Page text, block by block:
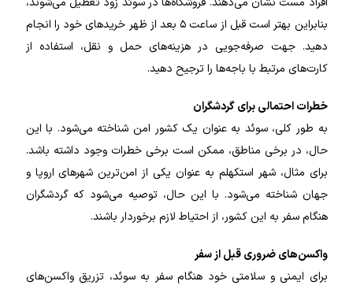
بنابراین بهتر است قبل از ساعت ۵ بعد از ظهر خریدهای خود را انجام
دهید. جهت صرفه‌جویی در هزینه‌های حمل و نقل، استفاده از
کارت‌های مرتبط با باجه‌ها را ترجیح دهید.
خطرات احتمالی برای گردشگران
به طور کلی، سوئد به عنوان یک کشور امن شناخته می‌شود. با این
حال، در برخی مناطق، ممکن است برخی خطرات وجود داشته باشد.
برای مثال، شهر استکهلم به عنوان یکی از امن‌ترین شهرهای اروپا و
جهان شناخته می‌شود. با این حال، توصیه می‌شود که گردشگران
هنگام سفر به این کشور، از احتیاط لازم برخوردار باشند.
واکسن‌های ضروری قبل از سفر
برای ایمنی و سلامتی خود هنگام سفر به سوئد، تزریق واکسن‌های